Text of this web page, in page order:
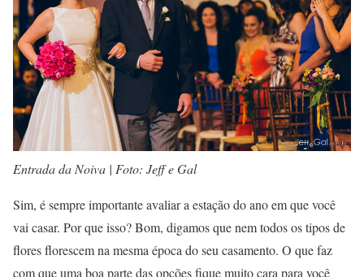
Entrada da Noiva | Foto: Jeff e Gal
Sim, é sempre importante avaliar a estação do ano em que você
vai casar. Por que isso? Bom, digamos que nem todos os tipos de
flores florescem na mesma época do seu casamento. O que faz
com que uma boa parte das opções fique muito cara para você